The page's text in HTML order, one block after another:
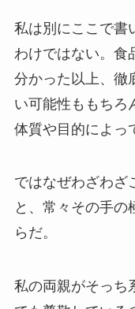
私は別にここで書
わけではない。食
分かった以上、徹
い可能性ももちろ
体質や目的によっ
ではなぜわざわざ
と、常々その手の
らだ。
私の両親がそっち